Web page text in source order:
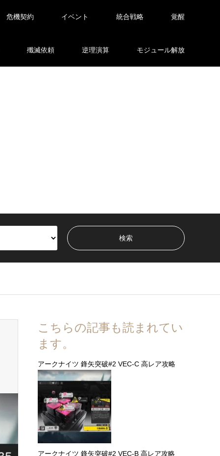
危機契約 イベント 統合戦略 覚醒
殲滅依頼 逆理演算 モジュール解放
こちらの記事も読まれてい
ます。
アークナイツ 鋒矢突破#2 VEC-C 高レア攻略
アークナイツ 鋒矢突破#2 VEC-B 高レア攻略